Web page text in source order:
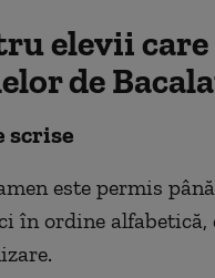
elevii
de
scrise
este permis
în ordine